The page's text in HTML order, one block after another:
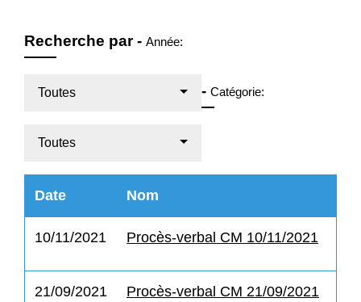
Recherche par - Année:
Toutes - Catégorie:
Toutes
Date Nom
10/11/2021 Procès-verbal CM 10/11/2021
21/09/2021 Procès-verbal CM 21/09/2021